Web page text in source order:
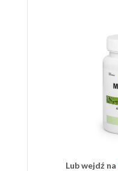
Lub wejdź na